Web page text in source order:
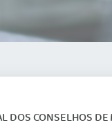
DOS CONSELHOS